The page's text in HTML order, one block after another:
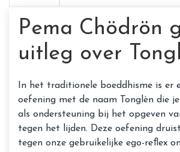
Pema Chödrön
uitleg over
In het traditionele boeddhisme is er
oefening met de naam Tonglèn die
als ondersteuning bij het opgeven
tegen het lijden. Deze oefening
tegen onze gebruikelijke ego-reﬂex